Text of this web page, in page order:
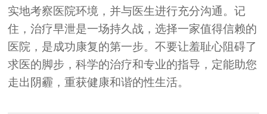
实地考察医院环境，并与医生进行充分沟通。记
住，治疗早泄是一场持久战，选择一家值得信赖的
医院，是成功康复的第一步。不要让羞耻心阻碍了
求医的脚步，科学的治疗和专业的指导，定能助您
走出阴霾，重获健康和谐的性生活。